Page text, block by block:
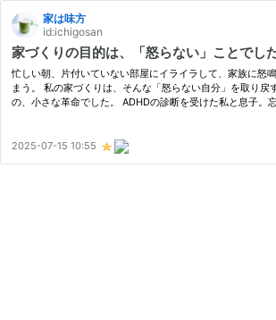
家は味方
id:ichigosan
家づくりの目的は、「怒らない」ことでした
忙しい朝、片付いていない部屋にイライラして、家族に怒
まう。 私の家づくりは、そんな「怒らない自分」を取り戻
の、小さな革命でした。 ADHDの診断を受けた私と息子。
間…
2025-07-15 10:55